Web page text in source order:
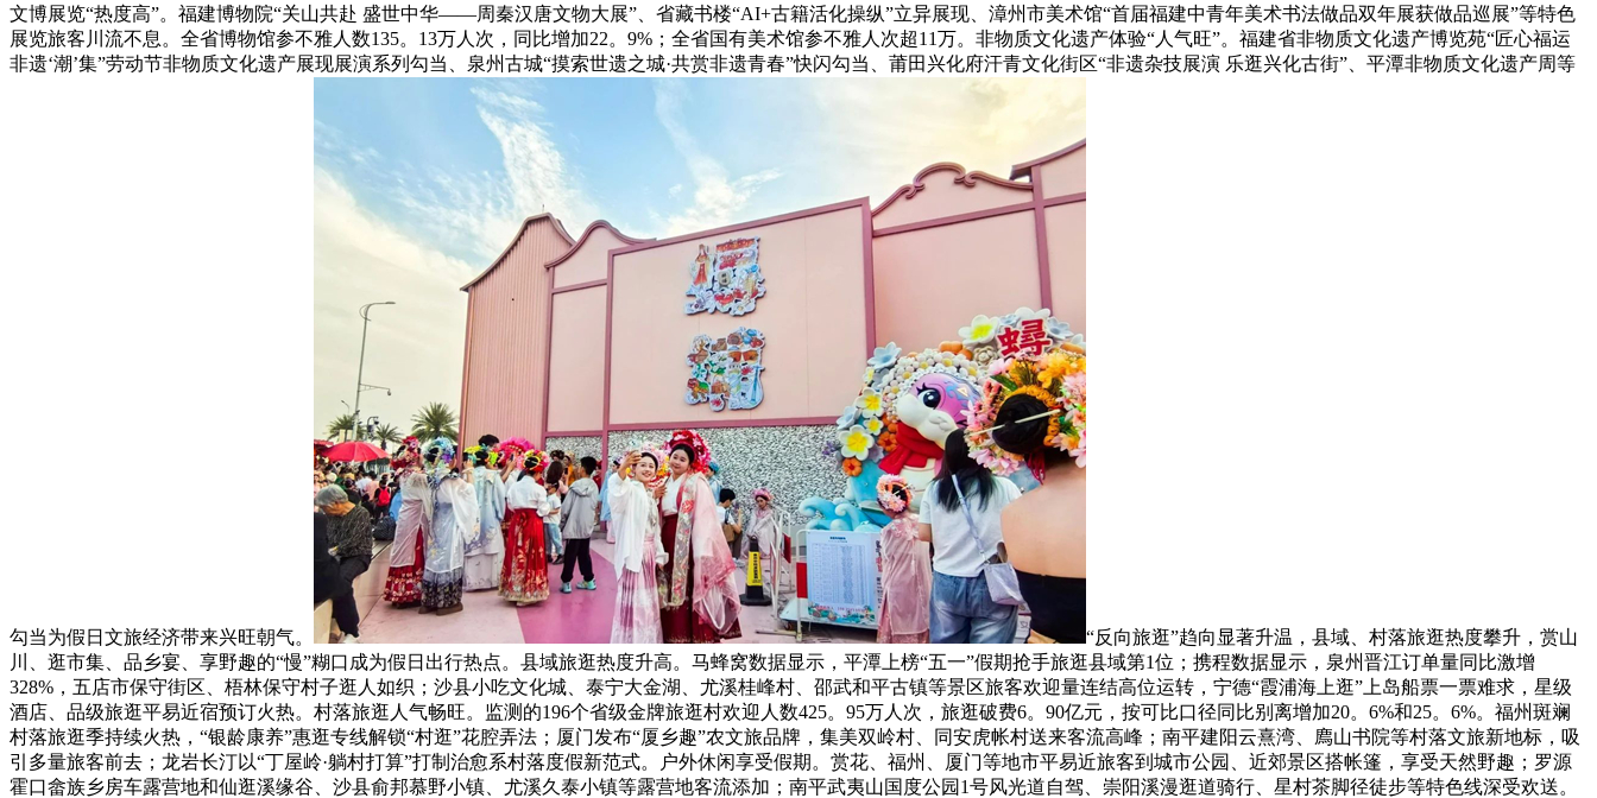
文博展览“热度高”。福建博物院“关山共赴 盛世中华——周秦汉唐文物大展”、省藏书楼“AI+古籍活化操纵”立异展现、漳州市美术馆“首届福建中青年美术书法做品双年展获做品巡展”等特色
展览旅客川流不息。全省博物馆参不雅人数135。13万人次，同比增加22。9%；全省国有美术馆参不雅人次超11万。非物质文化遗产体验“人气旺”。福建省非物质文化遗产博览苑“匠心福运
非遗‘潮’集”劳动节非物质文化遗产展现展演系列勾当、泉州古城“摸索世遗之城·共赏非遗青春”快闪勾当、莆田兴化府汗青文化街区“非遗杂技展演 乐逛兴化古街”、平潭非物质文化遗产周等
勾当为假日文旅经济带来兴旺朝气。
“反向旅逛”趋向显著升温，县域、村落旅逛热度攀升，赏山
川、逛市集、品乡宴、享野趣的“慢”糊口成为假日出行热点。县域旅逛热度升高。马蜂窝数据显示，平潭上榜“五一”假期抢手旅逛县域第1位；携程数据显示，泉州晋江订单量同比激增
328%，五店市保守街区、梧林保守村子逛人如织；沙县小吃文化城、泰宁大金湖、尤溪桂峰村、邵武和平古镇等景区旅客欢迎量连结高位运转，宁德“霞浦海上逛”上岛船票一票难求，星级
酒店、品级旅逛平易近宿预订火热。村落旅逛人气畅旺。监测的196个省级金牌旅逛村欢迎人数425。95万人次，旅逛破费6。90亿元，按可比口径同比别离增加20。6%和25。6%。福州斑斓
村落旅逛季持续火热，“银龄康养”惠逛专线解锁“村逛”花腔弄法；厦门发布“厦乡趣”农文旅品牌，集美双岭村、同安虎帐村送来客流高峰；南平建阳云熹湾、廌山书院等村落文旅新地标，吸
引多量旅客前去；龙岩长汀以“丁屋岭·躺村打算”打制治愈系村落度假新范式。户外休闲享受假期。赏花、福州、厦门等地市平易近旅客到城市公园、近郊景区搭帐篷，享受天然野趣；罗源
霍口畲族乡房车露营地和仙逛溪缘谷、沙县俞邦慕野小镇、尤溪久泰小镇等露营地客流添加；南平武夷山国度公园1号风光道自驾、崇阳溪漫逛道骑行、星村茶脚径徒步等特色线深受欢送。